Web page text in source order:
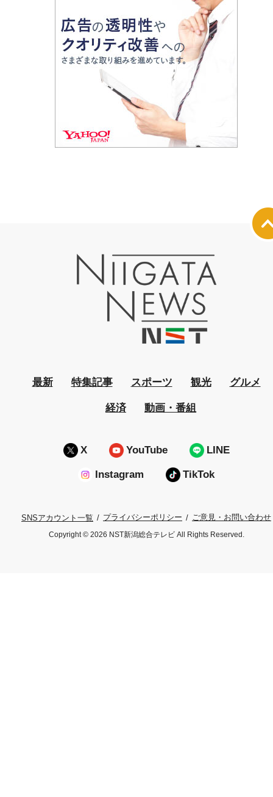
最新 特集記事 スポーツ 観光 グルメ
経済 動画・番組
X YouTube LINE
Instagram TikTok
SNSアカウント一覧 プライバシーポリシー ご意見・お問い合わせ
Copyright © 2026 NST新潟総合テレビ All Rights Reserved.